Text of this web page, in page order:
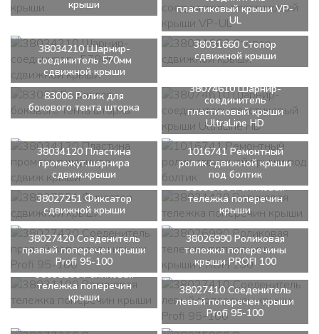
крыши
пластиковый крыши VP-
UL
38034210 Шарнир-
соединитель 570мм
сдвижной крыши
38031660 Стопор
сдвижной крыши
83006 Ролик для
бокового тента шторка
38074610 Шарнир-
соединитель
пластиковый крыши
UltraLine HD
38034120 Пластина
промежут.шарнира
сдвиж.крыши
1016741 Ремонтный
ролик сдвижной крыши
под болтик
38027251 Фиксатор
сдвижной крыши
38031430 Роликовая
тележка поперечин
крыши
38027420 Соеденитель
правый поперечен крыши
Profi 95-100
38026990 Роликовая
тележка поперечины
крыши PROFI 100
38031100 Роликовая
тележка поперечин
крыши
38027410 Соеденитель
левый поперечен крыши
Profi 95-100